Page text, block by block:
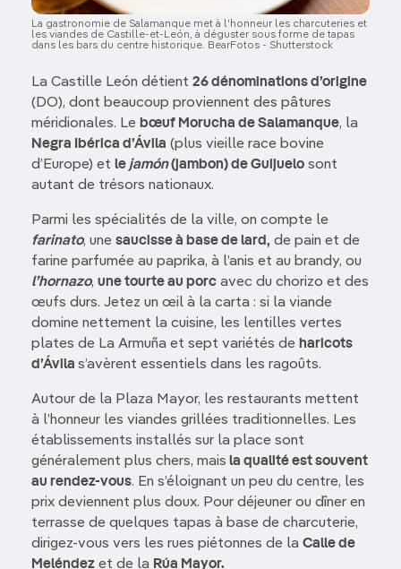
La gastronomie de Salamanque met à l'honneur les charcuteries et
les viandes de Castille-et-León, à déguster sous forme de tapas
dans les bars du centre historique. BearFotos - Shutterstock
La Castille León détient 26 dénominations d’origine
(DO), dont beaucoup proviennent des pâtures
méridionales. Le bœuf Morucha de Salamanque, la
Negra Ibérica d’Ávila (plus vieille race bovine
d’Europe) et le jamón(jambon) de Guijuelo sont
autant de trésors nationaux.
Parmi les spécialités de la ville, on compte le
farinato, une saucisse à base de lard, de pain et de
farine parfumée au paprika, à l’anis et au brandy, ou
l’hornazo, une tourte au porc avec du chorizo et des
œufs durs. Jetez un œil à la carta : si la viande
domine nettement la cuisine, les lentilles vertes
plates de La Armuña et sept variétés de haricots
d’Ávila s’avèrent essentiels dans les ragoûts.
Autour de la Plaza Mayor, les restaurants mettent
à l’honneur les viandes grillées traditionnelles. Les
établissements installés sur la place sont
généralement plus chers, mais la qualité est souvent
au rendez-vous. En s’éloignant un peu du centre, les
prix deviennent plus doux. Pour déjeuner ou dîner en
terrasse de quelques tapas à base de charcuterie,
dirigez-vous vers les rues piétonnes de la Calle de
Meléndez et de la Rúa Mayor.